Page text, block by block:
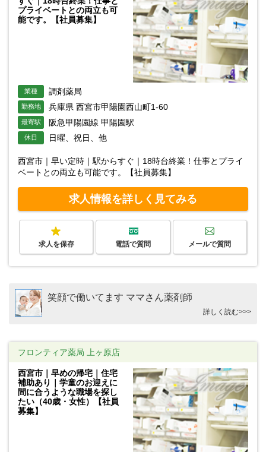
プライベートとの両立も可
能です。【社員募集】
業種 調剤薬局
勤務地 兵庫県 西宮市甲陽園西山町1-60
最寄駅 阪急甲陽園線 甲陽園駅
休日 日曜、祝日、他
西宮市｜早い定時｜駅からすぐ｜18時台終業！仕事とプライ
ベートとの両立も可能です。【社員募集】
求人情報を詳しく見てみる
求人を保存 電話で質問 メールで質問
笑顔で働いてます ママさん薬剤師
詳しく読む>>>
フロンティア薬局 上ヶ原店
西宮市｜早めの帰宅｜住宅
補助あり｜学童のお迎えに
間に合うような職場を探し
たい（40歳・女性）【社員
募集】